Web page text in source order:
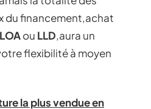
du financement,achat
LOAou LLD,aura un
flexibilité à moyen
la plus vendue en